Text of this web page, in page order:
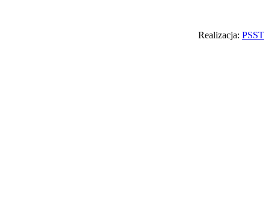
Realizacja: PSST